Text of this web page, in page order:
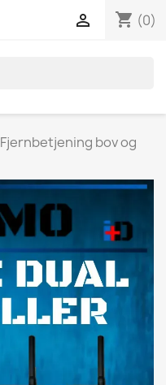
shopping_cart (0)

Fjernbetjening bov og